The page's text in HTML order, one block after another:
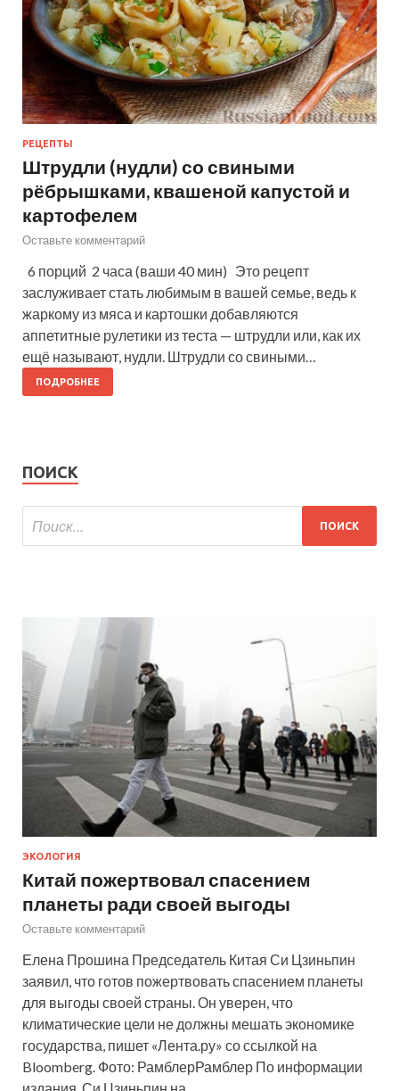
РЕЦЕПТЫ
Штрудли (нудли) со свиными
рёбрышками, квашеной капустой и
картофелем
Оставьте комментарий
6 порций 2 часа (ваши 40 мин) Это рецепт
заслуживает стать любимым в вашей семье, ведь к
жаркому из мяса и картошки добавляются
аппетитные рулетики из теста — штрудли или, как их
ещё называют, нудли. Штрудли со свиными…
ПОДРОБНЕЕ
ПОИСК
ЭКОЛОГИЯ
Китай пожертвовал спасением
планеты ради своей выгоды
Оставьте комментарий
Елена Прошина Председатель Китая Си Цзиньпин
заявил, что готов пожертвовать спасением планеты
для выгоды своей страны. Он уверен, что
климатические цели не должны мешать экономике
государства, пишет «Лента.ру» со ссылкой на
Bloomberg. Фото: РамблерРамблер По информации